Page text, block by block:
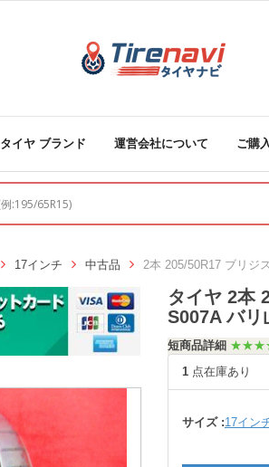
タイヤ ブランド 運営会社について ご購
17インチ 中古品 2本 205/50R17 ブリジ
タイヤ 2本
S007A バ
短商品詳細
1 点在庫あり
サイズ :17イン